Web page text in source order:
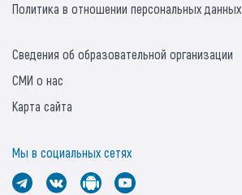
Политика в отношении персональных данных
Сведения об образовательной организации
СМИ о нас
Карта сайта
Мы в социальных сетях